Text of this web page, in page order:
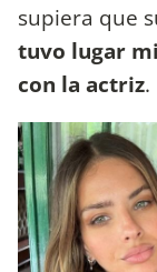
supiera que
tuvo lugar
con la actriz.